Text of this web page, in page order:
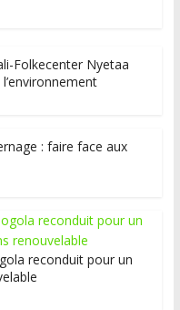
Folkecenter Nyetaa
: faire face aux
reconduit pour un